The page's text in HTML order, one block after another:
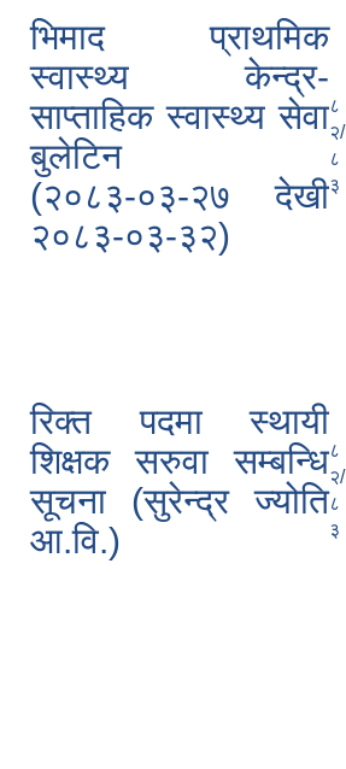
भिमाद प्राथमिक
स्वास्थ्य केन्द्र-
साप्ताहिक स्वास्थ्य सेवा
बुलेटिन
(२०८३-०३-२७ देखी
२०८३-०३-३२)
८
२/
८
३
रिक्त पदमा स्थायी
शिक्षक सरुवा सम्बन्धि
सूचना (सुरेन्द्र ज्योति
आ.वि.)
८
२/
८
३